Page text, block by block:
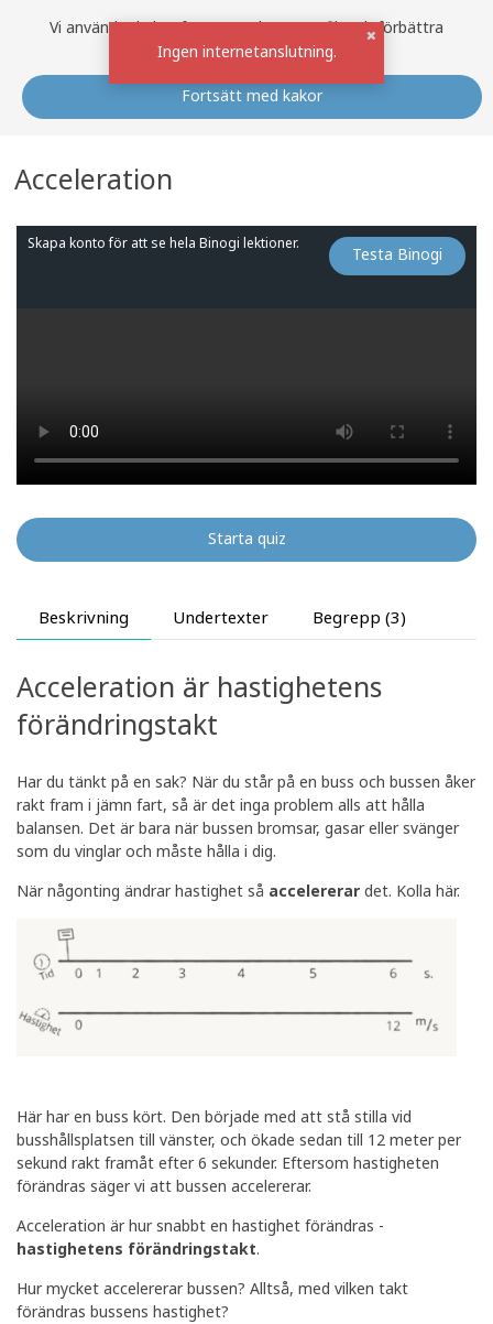
Vi använder kakor för att analysera trafik och förbättra
siten.Välj bort eller
Fortsätt med kakor
Ingen internetanslutning.
Acceleration
Testa Binogi
Skapa konto för att se hela Binogi lektioner.
Starta quiz
Beskrivning Undertexter Begrepp (3)
Acceleration är hastighetens
förändringstakt
Har du tänkt på en sak? När du står på en buss och bussen åker
rakt fram i jämn fart, så är det inga problem alls att hålla
balansen. Det är bara när bussen bromsar, gasar eller svänger
som du vinglar och måste hålla i dig.
När någonting ändrar hastighet så accelererar det. Kolla här.
Här har en buss kört. Den började med att stå stilla vid
busshållsplatsen till vänster, och ökade sedan till 12 meter per
sekund rakt framåt efter 6 sekunder. Eftersom hastigheten
förändras säger vi att bussen accelererar.
Acceleration är hur snabbt en hastighet förändras -
hastighetens förändringstakt.
Hur mycket accelererar bussen? Alltså, med vilken takt
förändras bussens hastighet?